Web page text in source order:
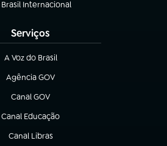
Brasil Internacional
em nova aba)
Serviços
A Voz do Brasil
(abre em nova aba)
Agência GOV
(abre em nova aba)
Canal GOV
(abre em nova aba)
Canal Educação
(abre em nova aba)
Canal Libras
(abre em nova aba)